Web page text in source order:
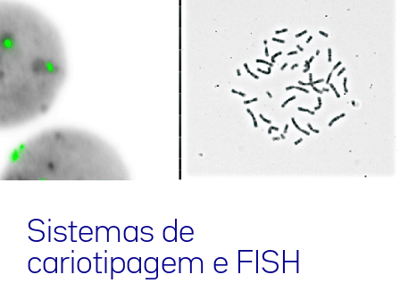
Sistemas de
cariotipagem e FISH